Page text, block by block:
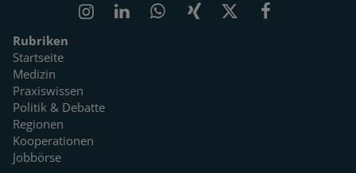
Rubriken
Startseite
Medizin
Praxiswissen
Politik & Debatte
Regionen
Kooperationen
Jobbörse